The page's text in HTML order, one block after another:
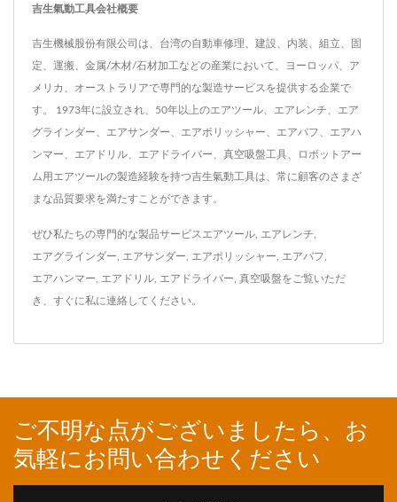
吉生氣動工具会社概要
吉生機械股份有限公司は、台湾の自動車修理、建設、内装、組立、固
定、運搬、金属/木材/石材加工などの産業において、ヨーロッパ、ア
メリカ、オーストラリアで専門的な製造サービスを提供する企業で
す。 1973年に設立され、50年以上のエアツール、エアレンチ、エア
グラインダー、エアサンダー、エアポリッシャー、エアバフ、エアハ
ンマー、エアドリル、エアドライバー、真空吸盤工具、ロボットアー
ム用エアツールの製造経験を持つ吉生氣動工具は、常に顧客のさまざ
まな品質要求を満たすことができます。
ぜひ私たちの専門的な製品サービス エアツール エアレンチ
エアグラインダー エアサンダー エアポリッシャー エアバフ
エアハンマー エアドリル エアドライバー 真空吸盤をご覧いただ
き、 すぐに私に連絡してください。
ご不明な点がございましたら、お
気軽にお問い合わせください